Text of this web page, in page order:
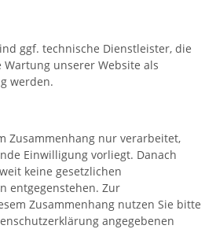
ggf. technische Dienstleister, die
unserer Website als
werden.
Zusammenhang nur verarbeitet,
Einwilligung vorliegt. Danach
keine gesetzlichen
entgegenstehen. Zur
Zusammenhang nutzen Sie bitte
angegebenen